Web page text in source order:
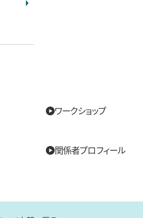
ワークショップ
関係者プロフィール